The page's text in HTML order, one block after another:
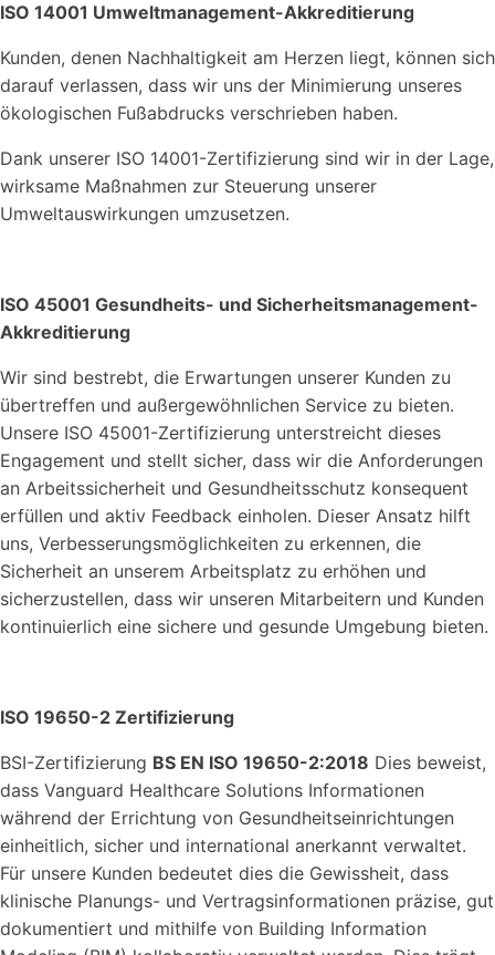
ISO 14001 Umweltmanagement-Akkreditierung
Kunden, denen Nachhaltigkeit am Herzen liegt, können sich
darauf verlassen, dass wir uns der Minimierung unseres
ökologischen Fußabdrucks verschrieben haben.
Dank unserer ISO 14001-Zertifizierung sind wir in der Lage,
wirksame Maßnahmen zur Steuerung unserer
Umweltauswirkungen umzusetzen.
ISO 45001 Gesundheits- und Sicherheitsmanagement-
Akkreditierung
Wir sind bestrebt, die Erwartungen unserer Kunden zu
übertreffen und außergewöhnlichen Service zu bieten.
Unsere ISO 45001-Zertifizierung unterstreicht dieses
Engagement und stellt sicher, dass wir die Anforderungen
an Arbeitssicherheit und Gesundheitsschutz konsequent
erfüllen und aktiv Feedback einholen. Dieser Ansatz hilft
uns, Verbesserungsmöglichkeiten zu erkennen, die
Sicherheit an unserem Arbeitsplatz zu erhöhen und
sicherzustellen, dass wir unseren Mitarbeitern und Kunden
kontinuierlich eine sichere und gesunde Umgebung bieten.
ISO 19650-2 Zertifizierung
BSI-Zertifizierung BS EN ISO 19650-2:2018 Dies beweist,
dass Vanguard Healthcare Solutions Informationen
während der Errichtung von Gesundheitseinrichtungen
einheitlich, sicher und international anerkannt verwaltet.
Für unsere Kunden bedeutet dies die Gewissheit, dass
klinische Planungs- und Vertragsinformationen präzise, gut
dokumentiert und mithilfe von Building Information